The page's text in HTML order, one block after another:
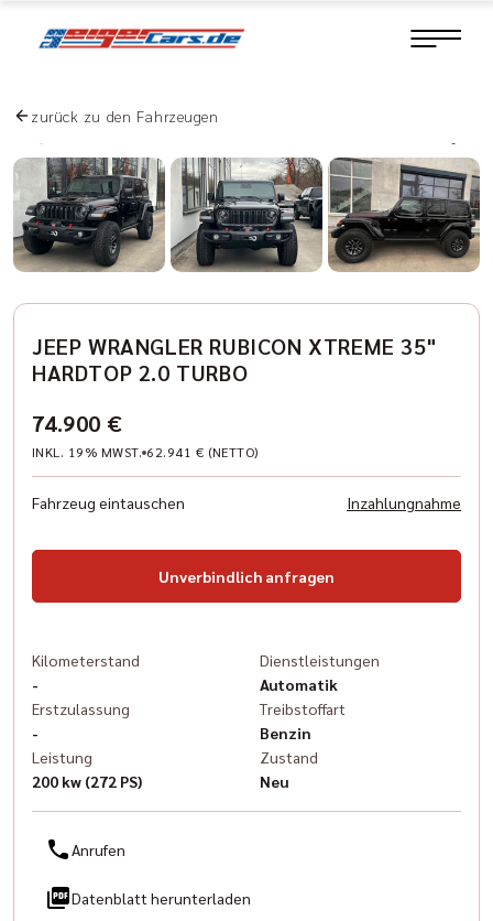
zurück zu den Fahrzeugen
JEEP WRANGLER RUBICON XTREME 35"
HARDTOP 2.0 TURBO
74.900 €
INKL. 19% MWST. 62.941 € (NETTO)
Fahrzeug eintauschen Inzahlungnahme
Unverbindlich anfragen
Kilometerstand
-
Erstzulassung
-
Leistung
200 kw (272 PS)
Dienstleistungen
Automatik
Treibstoffart
Benzin
Zustand
Neu
Anrufen
Datenblatt herunterladen